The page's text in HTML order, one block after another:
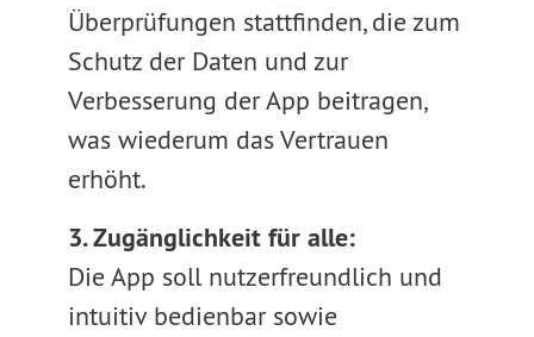
Überprüfungen stattfinden, die zum
Schutz der Daten und zur
Verbesserung der App beitragen,
was wiederum das Vertrauen
erhöht.
3. Zugänglichkeit für alle:
Die App soll nutzerfreundlich und
intuitiv bedienbar sowie